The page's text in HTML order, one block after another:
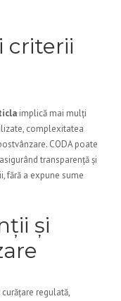
criterii
implică mai mulți
complexitatea
CODA poate
transparență și
fără a expune sume
și
regulată,